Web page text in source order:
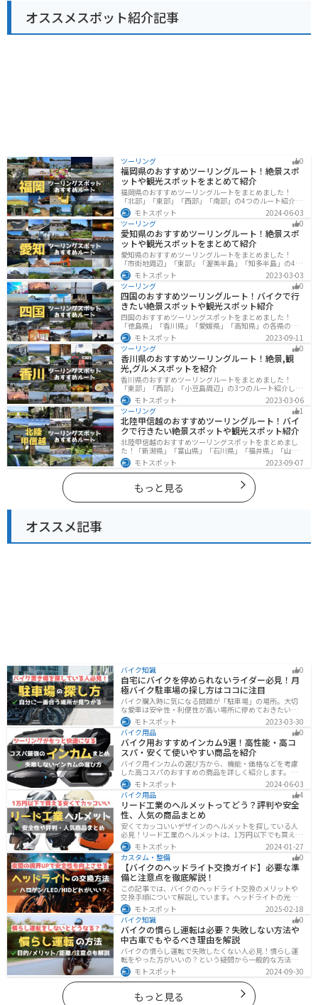
オススメスポット紹介記事
ツーリング 0
福岡県のおすすめツーリングルート！絶景スポ
ットや観光スポットをまとめて紹介
福岡県のおすすめツーリングルートをまとめました！
「北部」「東部」「西部」「南部」の4つのルート紹介し
ます。豊かな自然から歴史ある名所、グルメまで多彩な
魅力が詰まっており、様々な楽しみ方ができます。バイ
クで福岡県にツーリングに行く際は参考にしてくださ
い。
モトスポット
2024-06-03
ツーリング
0
愛知県のおすすめツーリングルート！絶景スポ
ットや観光スポットをまとめて紹介
愛知県のおすすめツーリングルートをまとめました！
「市街地周辺」「東部」「渥美半島」「知多半島」の4つ
のルート紹介します。名古屋周辺の栄えたスポットから
山、海、美術館なども多数あり、自然・歴史・文化を満
喫するツーリングができます。バイクで愛知県にツーリ
ングに行く際は参考にしてください。
モトスポット
2023-03-03
ツーリング
0
四国のおすすめツーリングルート！バイクで行
きたい絶景スポットや観光スポット紹介
四国のおすすめツーリングスポットをまとめました！
「徳島県」「香川県」「愛媛県」「高知県」の各県の観
光地紹介します。自然豊かな山々や湖、温泉地が点在
し、四季折々の景色を楽しめるスポットが多数ありま
す。バイクで四国にツーリングに行く際は参考にしてく
ださい。
モトスポット
2023-09-11
ツーリング
0
香川県のおすすめツーリングルート！絶景,観
光,グルメスポットを紹介
香川県のおすすめツーリングルートをまとめました！
「東部」「西部」「小豆島周辺」の3つのルート紹介しま
す。自然豊かな山から海、絶品グルメを満喫するツーリ
ングができます。バイクで香川県にツーリングに行く際
は参考にしてください。
モトスポット
2023-03-06
ツーリング
1
北陸甲信越のおすすめツーリングルート！バイ
クで行きたい絶景スポットや観光スポット紹介
北陸甲信越のおすすめツーリングスポットをまとめまし
た！「新潟県」「富山県」「石川県」「福井県」「山梨
県」「長野県」の各県の観光地紹介します。自然豊かな
山々や湖、温泉地が点在し、四季折々の景色を楽しめる
スポットが多数あります。バイクで北陸甲信越にツーリ
ングに行く際は参考にしてください。
モトスポット 2023-09-07
もっと見る
オススメ記事
バイク知識 0
自宅にバイクを停められないライダー必見！月
極バイク駐車場の探し方はココに注目
バイク購入時に気になる問題が「駐車場」の場所。大切
な愛車は安全性・利便性が高い場所に停めておきたいで
すよね？ 当記事ではそんな駐車場選びについて解説して
います。すでにバイクを持っていて、新しい駐車場を探
している人もぜひ参考にしてくださいね。
モトスポット
2023-03-30
バイク用品
0
バイク用おすすめインカム9選！高性能・高コ
スパ・安くて使いやすい商品を紹介
バイク用インカムの選び方から、機能・価格などを考慮
した高コスパのおすすめの商品を詳しく紹介します。初
心者からベテランライダーまで、マスツーやソロツーに
適した最適なインカムを見つけるための参考にしてくだ
さい。
モトスポット
2024-06-03
バイク用品
4
リード工業のヘルメットってどう？評判や安全
性、人気の商品まとめ
安くてカッコいいデザインのヘルメットを探している人
必見！リード工業のヘルメットは、1万円以下でも買える
ヘルメットが多数あります。安全基準もしっかりクリア
しており、安全性にも優れています。種類も豊富でカス
タム用のシールドもあるので、クールに決めたい人にオ
ススメです。
モトスポット
2024-01-27
カスタム・整備
0
【バイクのヘッドライト交換ガイド】必要な準
備と注意点を徹底解説！
この記事では、バイクのヘッドライト交換のメリットや
交換手順について解説しています。ヘッドライトの光が
弱くなっていませんか？夜間の視界を改善するために
は、適切なヘッドライト交換が必要です。自分で交換す
る方法からショップに依頼する場合の費用までわかりや
すくお伝えします！
モトスポット
2025-02-18
バイク知識
0
バイクの慣らし運転は必要？失敗しない方法や
中古車でもやるべき理由を解説
バイクの慣らし運転で失敗したくない人必見！慣らし運
転をやった方がいいの？という疑問から一般的な方法、
メーカ推奨の方法まで具体的に解説します。注意点や中
古車でもやった方がいいのか慣らし運転後にやるべきこ
ともまとめたので、これからバイクを買おうとしている
人は参考にしてください。
モトスポット 2024-09-30
もっと見る